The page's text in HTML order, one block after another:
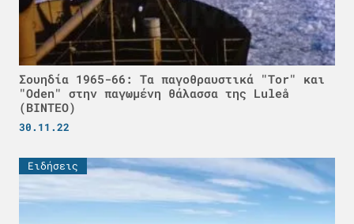
Σουηδία 1965-66: Τα παγοθραυστικά "Tor" και
"Oden" στην παγωμένη θάλασσα της Luleå
(ΒΙΝΤΕΟ)
30.11.22
Ειδήσεις